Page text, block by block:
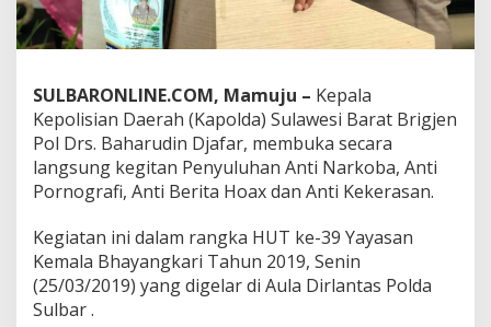
g
a
r
i
,
B
e
i
n
i
P
SULBARONLINE.COM, Mamuju – Kepala
Kepolisian Daerah (Kapolda) Sulawesi Barat Brigjen
Pol Drs. Baharudin Djafar, membuka secara
langsung kegitan Penyuluhan Anti Narkoba, Anti
Pornografi, Anti Berita Hoax dan Anti Kekerasan.
Kegiatan ini dalam rangka HUT ke-39 Yayasan
Kemala Bhayangkari Tahun 2019, Senin
(25/03/2019) yang digelar di Aula Dirlantas Polda
Sulbar .